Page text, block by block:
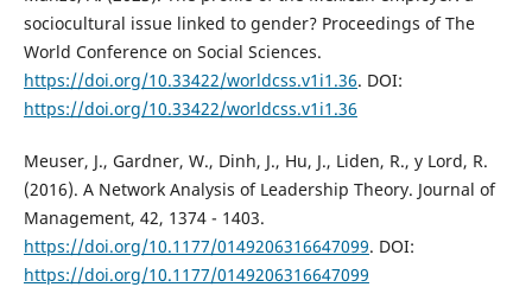
sociocultural issue linked to gender? Proceedings of The
World Conference on Social Sciences.
https://doi.org/10.33422/worldcss.v1i1.36. DOI:
https://doi.org/10.33422/worldcss.v1i1.36
Meuser, J., Gardner, W., Dinh, J., Hu, J., Liden, R., y Lord, R.
(2016). A Network Analysis of Leadership Theory. Journal of
Management, 42, 1374 - 1403.
https://doi.org/10.1177/0149206316647099. DOI:
https://doi.org/10.1177/0149206316647099